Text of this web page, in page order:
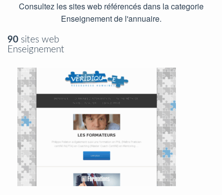
Consultez les sites web référencés dans la categorie
Enseignement de l'annuaire.
90 sites web
Enseignement